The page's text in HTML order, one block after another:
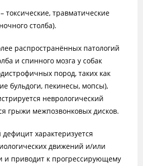
– токсические, травматические
столба).
распространённых патологий
и спинного мозга у собак
пород, таких как
бульдоги, пекинесы, мопсы),
неврологический
грыжи межпозвонковых дисков.
характеризуется
движений и/или
и приводит к прогрессирующему